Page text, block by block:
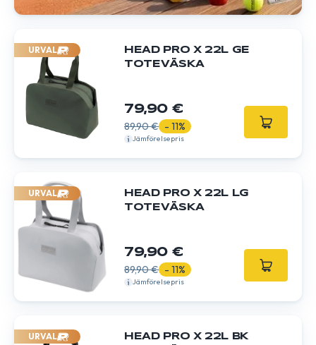
URVAL
HEAD PRO X 22L GE
TOTEVÄSKA
79,90 €
89,90 € - 11%
Jämförelsepris
URVAL
HEAD PRO X 22L LG
TOTEVÄSKA
79,90 €
89,90 € - 11%
Jämförelsepris
URVAL
HEAD PRO X 22L BK